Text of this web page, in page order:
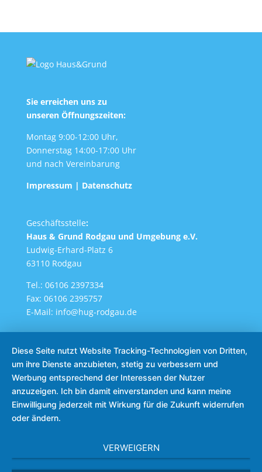
Sie erreichen uns zu
unseren Öffnungszeiten:
Montag 9:00-12:00 Uhr,
Donnerstag 14:00-17:00 Uhr
und nach Vereinbarung
Impressum | Datenschutz
Geschäftsstelle:
Haus & Grund Rodgau und Umgebung e.V.
Ludwig-Erhard-Platz 6
63110 Rodgau
Tel.: 06106 2397334
Fax: 06106 2395757
E-Mail: info@hug-rodgau.de
© Haus & Grund Rodgau und Umgebung e.V. 2025 ||
Realisierung :Rhein-Main-Mediendesign & IT
Diese Seite nutzt Website Tracking-Technologien von Dritten,
um ihre Dienste anzubieten, stetig zu verbessern und
Werbung entsprechend der Interessen der Nutzer
anzuzeigen. Ich bin damit einverstanden und kann meine
Einwilligung jederzeit mit Wirkung für die Zukunft widerrufen
oder ändern.
VERWEIGERN